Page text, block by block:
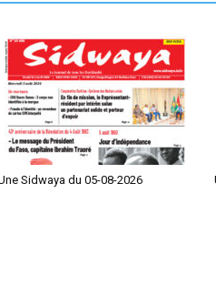
Sidwaya du 05-08-2026